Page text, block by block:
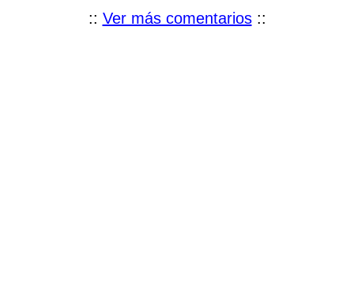
:: Ver más comentarios::